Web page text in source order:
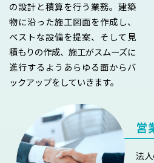
の設計と積算を行う業務。建築
物に沿った施工図面を作成し、
ベストな設備を提案、そして見
積もりの作成、施工がスムーズに
進行するようあらゆる面からバ
ックアップをしていきます。
営
法